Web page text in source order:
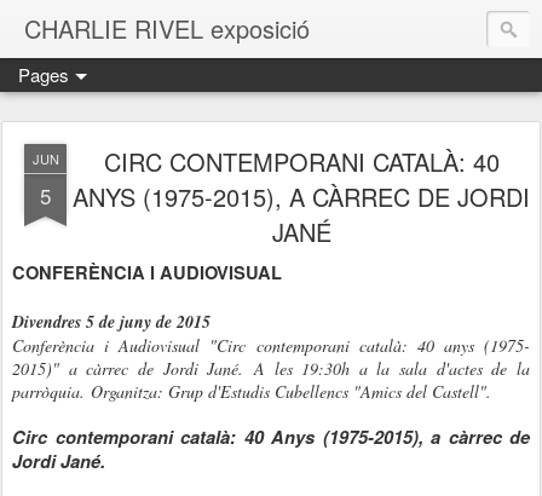
CHARLIE RIVEL exposició
Pages
JUN
5
CIRC CONTEMPORANI CATALÀ: 40
ANYS (1975-2015), A CÀRREC DE JORDI
JANÉ
CONFERÈNCIA I AUDIOVISUAL
Divendres 5 de juny de 2015
Conferència i Audiovisual "Circ contemporani català: 40 anys (1975-
2015)" a càrrec de Jordi Jané. A les 19:30h a la sala d'actes de la
parròquia. Organitza: Grup d'Estudis Cubellencs "Amics del Castell".
Circ contemporani català: 40 Anys (1975-2015), a càrrec de
Jordi Jané.